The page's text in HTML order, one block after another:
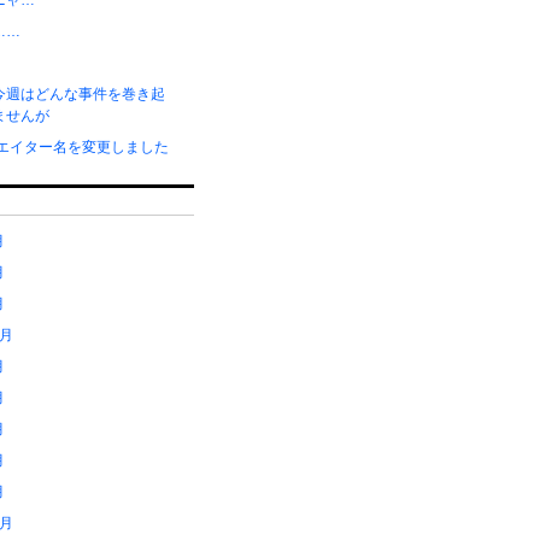
週はどんな事件を巻き起
んが
イター名を変更しました